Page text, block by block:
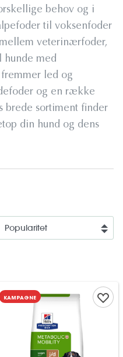
behov og i
til voksenfoder
veterinærfoder,
hunde med
led og
og en række
brede sortiment finder
din hund og dens
KAMPAGNE